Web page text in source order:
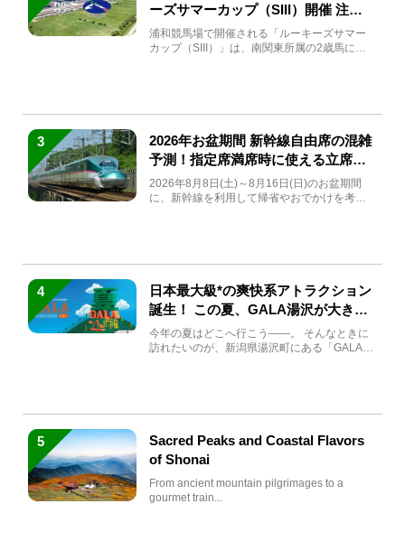
ーズサマーカップ（SIII）開催 注目
馬と見どころをチェック
浦和競馬場で開催される「ルーキーズサマー
カップ（SIII）」は、南関東所属の2歳馬によ
3
2026年お盆期間 新幹線自由席の混雑
予測！指定席満席時に使える立席特
急券も解説
2026年8月8日(土)～8月16日(日)のお盆期間
に、新幹線を利用して帰省やおでかけを考え
4
日本最大級*の爽快系アトラクション
誕生！ この夏、GALA湯沢が大きく
生まれ変わる
今年の夏はどこへ行こう――。 そんなときに
訪れたいのが、新潟県湯沢町にある「GALA湯
5
Sacred Peaks and Coastal Flavors
of Shonai
From ancient mountain pilgrimages to a
gourmet train...